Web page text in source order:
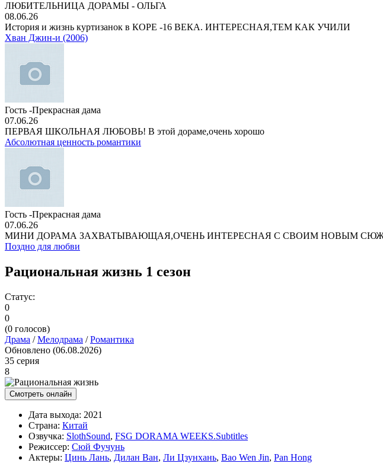
ЛЮБИТЕЛЬНИЦА ДОРАМЫ - ОЛЬГА
08.06.26
История и жизнь куртизанок в КОРЕ -16 ВЕКА. ИНТЕРЕСНАЯ,ТЕМ КАК УЧИЛИ
Хван Джин-и (2006)
Гость -Прекрасная дама
07.06.26
ПЕРВАЯ ШКОЛЬНАЯ ЛЮБОВЬ! В этой дораме,очень хорошо
Абсолютная ценность романтики
Гость -Прекрасная дама
07.06.26
МИНИ ДОРАМА ЗАХВАТЫВАЮЩАЯ,ОЧЕНЬ ИНТЕРЕСНАЯ С СВОИМ НОВЫМ
Поздно для любви
Рациональная жизнь 1 сезон
Статус:
0
0
(0 голосов)
Драма /Мелодрама /Романтика
Обновлено (06.08.2026)
35 серия
8
Смотреть онлайн
Дата выхода: 2021
Страна: Китай
Озвучка: SlothSound, FSG DORAMA WEEKS.Subtitles
Режиссер: Сюй Фучунь
Актеры: Цинь Лань, Дилан Ван, Ли Цзунхань, Bao Wen Jin, Pan Hong